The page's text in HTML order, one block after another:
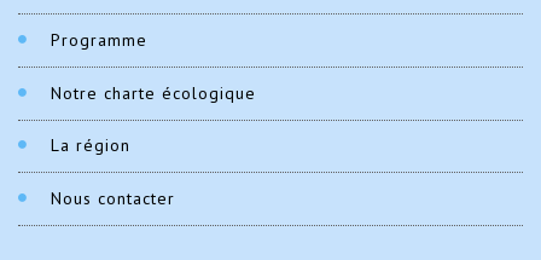
Programme
Notre charte écologique
La région
Nous contacter